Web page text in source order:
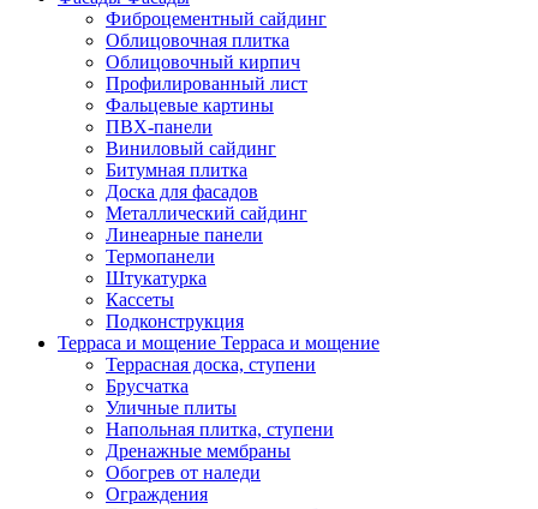
Фиброцементный сайдинг
Облицовочная плитка
Облицовочный кирпич
Профилированный лист
Фальцевые картины
ПВХ-панели
Виниловый сайдинг
Битумная плитка
Доска для фасадов
Металлический сайдинг
Линеарные панели
Термопанели
Штукатурка
Кассеты
Подконструкция
Терраса и мощение Терраса и мощение
Террасная доска, ступени
Брусчатка
Уличные плиты
Напольная плитка, ступени
Дренажные мембраны
Обогрев от наледи
Ограждения